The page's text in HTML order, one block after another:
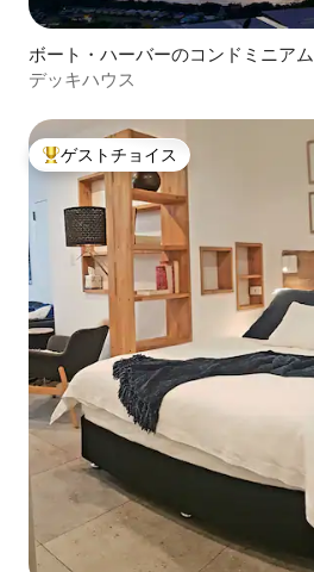
ボート・ハーバーのコンドミニアム
デッキハウス
大好評のゲストチョイスです。
ゲストチョイス